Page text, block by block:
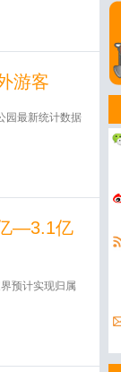
游客
园最新统计数据
—3.1亿
预计实现归属